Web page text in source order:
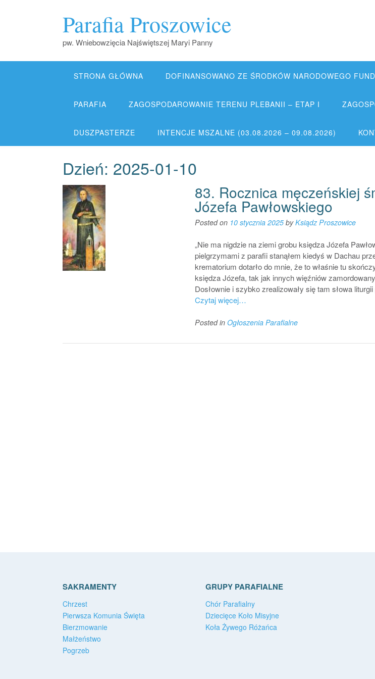
Parafia Proszowice
pw. Wniebowzięcia Najświętszej Maryi Panny
STRONA GŁÓWNA DOFINANSOWANO ZE ŚRODKÓW NARODOWEGO
PARAFIA ZAGOSPODAROWANIE TERENU PLEBANII – ETAP I
DUSZPASTERZE INTENCJE MSZALNE (03.08.2026 – 09.08.2026)
Dzień: 2025-01-10
83. Rocznica męczeńskiej
Józefa Pawłowskiego
Posted on 10 stycznia 2025byKsiądz Proszowice
„Nie ma nigdzie na ziemi grobu księdza Józefa
pielgrzymami z parafii stanąłem kiedyś w Dachau
krematorium dotarło do mnie, że to właśnie tu
księdza Józefa, tak jak innych więźniów
Dosłownie i szybko zrealizowały się tam słowa
Czytaj więcej…
Posted in Ogłoszenia Parafialne
SAKRAMENTY
Chrzest
Pierwsza Komunia Święta
Bierzmowanie
Małżeństwo
Pogrzeb
GRUPY PARAFIALNE
Chór Parafialny
Dziecięce Koło Misyjne
Koła Żywego Różańca